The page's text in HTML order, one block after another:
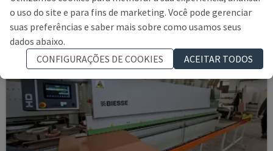
o uso do site e para fins de marketing. Você pode gerenciar
suas preferências e saber mais sobre como usamos seus
dados abaixo.
CONFIGURAÇÕES DE COOKIES
ACEITAR TODOS